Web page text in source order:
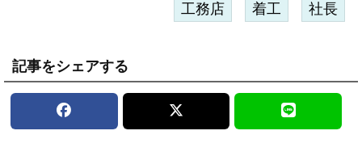
工務店 着工 社長
記事をシェアする